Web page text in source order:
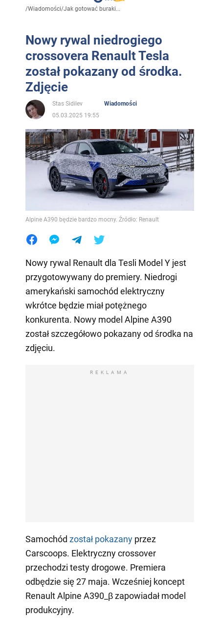
/Wiadomości/Jak gotować buraki...
Nowy rywal niedrogiego
crossovera Renault Tesla
został pokazany od środka.
Zdjęcie
Stas Sidilev
Wiadomości
05.03.2025 19:55
Alpine A390 będzie bardzo mocny. Źródło: Renault
Nowy rywal Renault dla Tesli Model Y jest
przygotowywany do premiery. Niedrogi
amerykański samochód elektryczny
wkrótce będzie miał potężnego
konkurenta. Nowy model Alpine A390
został szczegółowo pokazany od środka na
zdjęciu.
REKLAMA
Samochód został pokazanyprzez
Carscoops. Elektryczny crossover
przechodzi testy drogowe. Premiera
odbędzie się 27 maja. Wcześniej koncept
Renault Alpine A390_β zapowiadał model
produkcyjny.